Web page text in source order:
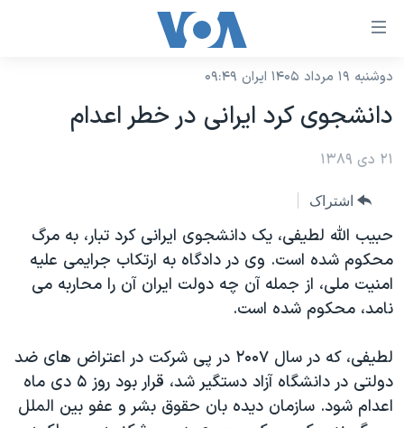
لینکهای
دسترسی
جهش
محتوای
جهش
به
صفحه
اصلی
جهش
جستجو
نسخه سبک وب‌سایت
موضوع ها
ایران
آمریکا
جهان
ورزشی
ویژه برنامه‌ها
ویدیوها
فرهنگ و زندگی
برنامه های تلویزیونی
جدول برنامه ها
صفحه‌های ویژه
جام جهانی ۲۰۲۶
عملیات خشم حماسی
۲۵۰سالگی آمریکا
بایگانی برنامه‌های تلویزیونی
مستندها
فرکانس‌های صدای آمریکا
پخش رادیویی
یادگیری زبان انگلیسی
دنبال کنید
دوشنبه ۱۹ مرداد ۱۴۰۵ ایران ۰۹:۴۹
دانشجوی کرد ایرانی در خطر اعدام
۲۱ دی ۱۳۸۹
اشتراک
حبیب الله لطیفی، یک دانشجوی ایرانی کرد تبار، به مرگ
محکوم شده است. وی در دادگاه به ارتکاب جرایمی علیه
امنیت ملی، از جمله آن چه دولت ایران آن را محاربه می
نامد، محکوم شده است.
لطیفی، که در سال ۲۰۰۷ در پی شرکت در اعتراض های ضد
دولتی در دانشگاه آزاد دستگیر شد، قرار بود روز ۵ دی ماه
اعدام شود. سازمان دیده بان حقوق بشر و عفو بین الملل